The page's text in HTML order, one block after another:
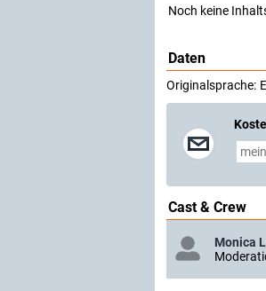
Noch keine
Daten
Originalsprache:
Cast & Crew
Monica